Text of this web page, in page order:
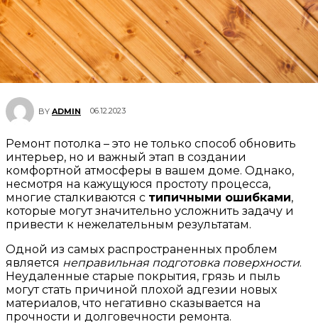
BY ADMIN 06.12.2023
Ремонт потолка – это не только способ обновить
интерьер, но и важный этап в создании
комфортной атмосферы в вашем доме. Однако,
несмотря на кажущуюся простоту процесса,
многие сталкиваются с типичными ошибками,
которые могут значительно усложнить задачу и
привести к нежелательным результатам.
Одной из самых распространенных проблем
является неправильная подготовка поверхности.
Неудаленные старые покрытия, грязь и пыль
могут стать причиной плохой адгезии новых
материалов, что негативно сказывается на
прочности и долговечности ремонта.